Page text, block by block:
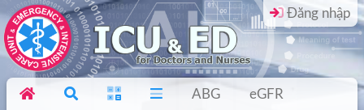
Đăng nhập
ABG eGFR